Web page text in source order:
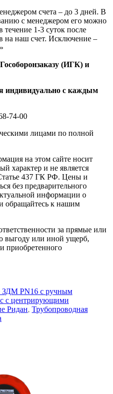
счета – до 3 дней. В
с менеджером его можно
1-3 суток после
на наш счет. Исключение –
(ИГК) и
индивидуально с каждым
74-00
лицами по полной
на этом сайте носит
характер и не является
437 ГК РФ. Цены и
без предварительного
информации о
обращайтесь к нашим
за прямые или
выгоду или иной ущерб,
приобретенного
ЗДМ PN16 с ручным
с центрирующими
Ридан, Трубопроводная